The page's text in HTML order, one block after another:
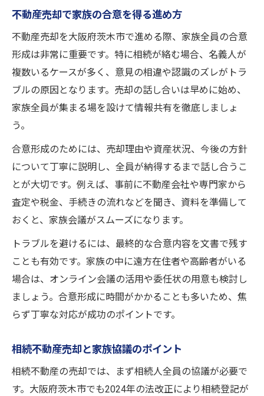
不動産売却で家族の合意を得る進め方
不動産売却を大阪府茨木市で進める際、家族全員の合意
形成は非常に重要です。特に相続が絡む場合、名義人が
複数いるケースが多く、意見の相違や認識のズレがトラ
ブルの原因となります。売却の話し合いは早めに始め、
家族全員が集まる場を設けて情報共有を徹底しましょ
う。
合意形成のためには、売却理由や資産状況、今後の方針
について丁寧に説明し、全員が納得するまで話し合うこ
とが大切です。例えば、事前に不動産会社や専門家から
査定や税金、手続きの流れなどを聞き、資料を準備して
おくと、家族会議がスムーズになります。
トラブルを避けるには、最終的な合意内容を文書で残す
ことも有効です。家族の中に遠方在住者や高齢者がいる
場合は、オンライン会議の活用や委任状の用意も検討し
ましょう。合意形成に時間がかかることも多いため、焦
らず丁寧な対応が成功のポイントです。
相続不動産売却と家族協議のポイント
相続不動産の売却では、まず相続人全員の協議が必要で
す。大阪府茨木市でも2024年の法改正により相続登記が